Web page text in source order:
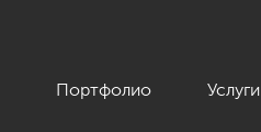
Портфолио Услуги